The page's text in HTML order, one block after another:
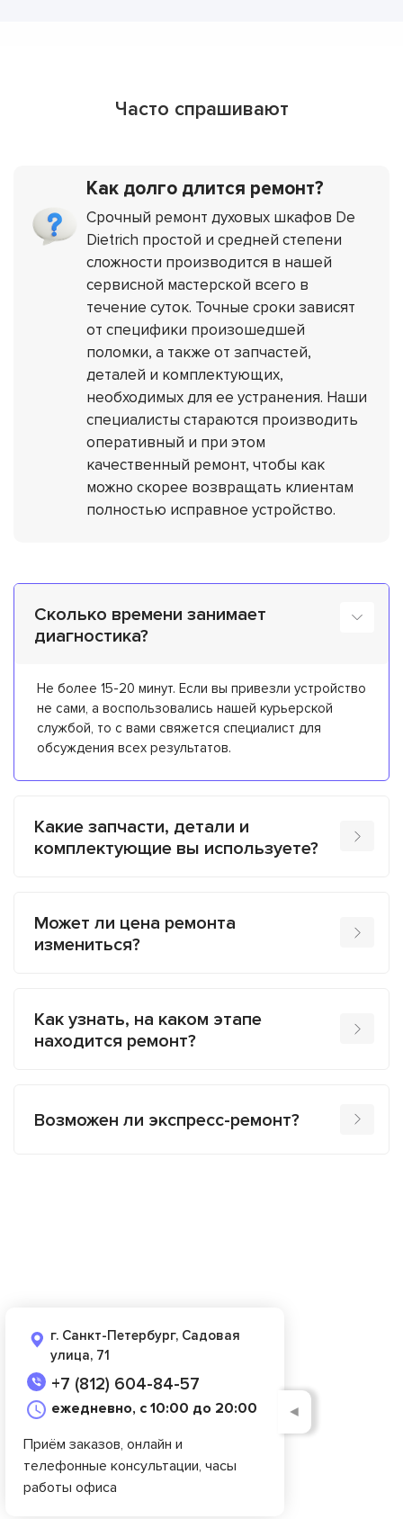
Часто спрашивают
Как долго длится ремонт?
Срочный ремонт духовых шкафов De
Dietrich простой и средней степени
сложности производится в нашей
сервисной мастерской всего в
течение суток. Точные сроки зависят
от специфики произошедшей
поломки, а также от запчастей,
деталей и комплектующих,
необходимых для ее устранения. Наши
специалисты стараются производить
оперативный и при этом
качественный ремонт, чтобы как
можно скорее возвращать клиентам
полностью исправное устройство.
Сколько времени занимает
диагностика?
Не более 15-20 минут. Если вы привезли устройство
не сами, а воспользовались нашей курьерской
службой, то с вами свяжется специалист для
обсуждения всех результатов.
Какие запчасти, детали и
комплектующие вы используете?
Может ли цена ремонта
измениться?
Как узнать, на каком этапе
находится ремонт?
Возможен ли экспресс-ремонт?
г. Санкт-Петербург, Садовая
улица, 71
+7 (812) 604-84-57
ежедневно, с 10:00 до 20:00
Приём заказов, онлайн и
телефонные консультации, часы
работы офиса
◄